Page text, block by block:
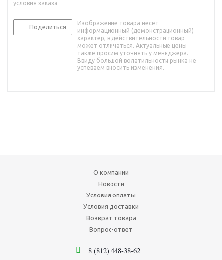
условия заказа
Поделиться
Изображение товара несет
информационный (демонстрационный)
характер, в действительности товар
может отличаться. Актуальные цены
также просим уточнять у менеджера.
Ввиду большой волатильности рынка не
успеваем вносить изменения.
О компании
Новости
Условия оплаты
Условия доставки
Возврат товара
Вопрос-ответ
8 (812) 448-38-62